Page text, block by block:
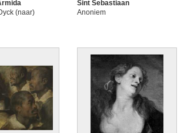
(naar)
Sint Sebastiaan
Anoniem